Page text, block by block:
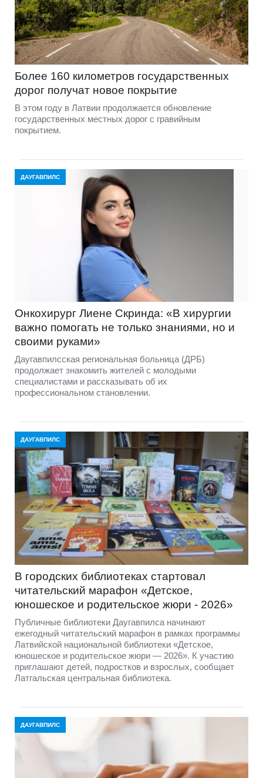
Более 160 километров государственных
дорог получат новое покрытие
В этом году в Латвии продолжается обновление
государственных местных дорог с гравийным
покрытием.
ДАУГАВПИЛС
Онкохирург Лиене Скринда: «В хирургии
важно помогать не только знаниями, но и
своими руками»
Даугавпилсская региональная больница (ДРБ)
продолжает знакомить жителей с молодыми
специалистами и рассказывать об их
профессиональном становлении.
ДАУГАВПИЛС
В городских библиотеках стартовал
читательский марафон «Детское,
юношеское и родительское жюри - 2026»
Публичные библиотеки Даугавпилса начинают
ежегодный читательский марафон в рамках программы
Латвийской национальной библиотеки «Детское,
юношеское и родительское жюри — 2026». К участию
приглашают детей, подростков и взрослых, сообщает
Латгальская центральная библиотека.
ДАУГАВПИЛС